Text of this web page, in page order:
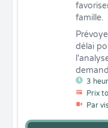
3
Prix
Par
délai
famille.